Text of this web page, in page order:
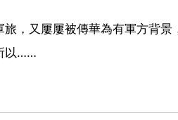
，又屢屢被傳華為有軍方背
以……